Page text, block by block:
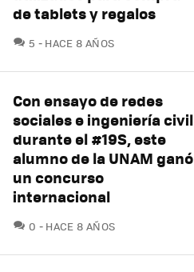
de tablets y regalos
5 COMENTARIOS
HACE 8 AÑOS
Con ensayo de redes
sociales e ingeniería civil
durante el #19S, este
alumno de la UNAM ganó
un concurso
internacional
0 COMENTARIOS
HACE 8 AÑOS